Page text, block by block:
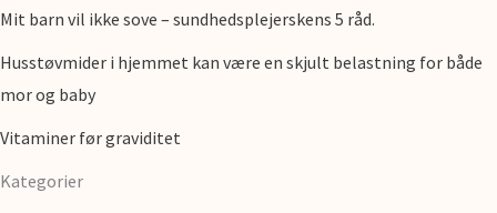
Mit barn vil ikke sove – sundhedsplejerskens 5 råd.
Husstøvmider i hjemmet kan være en skjult belastning for både
mor og baby
Vitaminer før graviditet
Kategorier